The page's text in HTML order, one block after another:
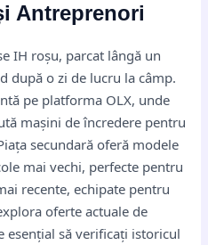
Antreprenori
IH roșu, parcat lângă un
după o zi de lucru la câmp.
pe platforma OLX, unde
mașini de încredere pentru
secundară oferă modele
mai vechi, perfecte pentru
recente, echipate pentru
oferte actuale de
esențial să verificați istoricul